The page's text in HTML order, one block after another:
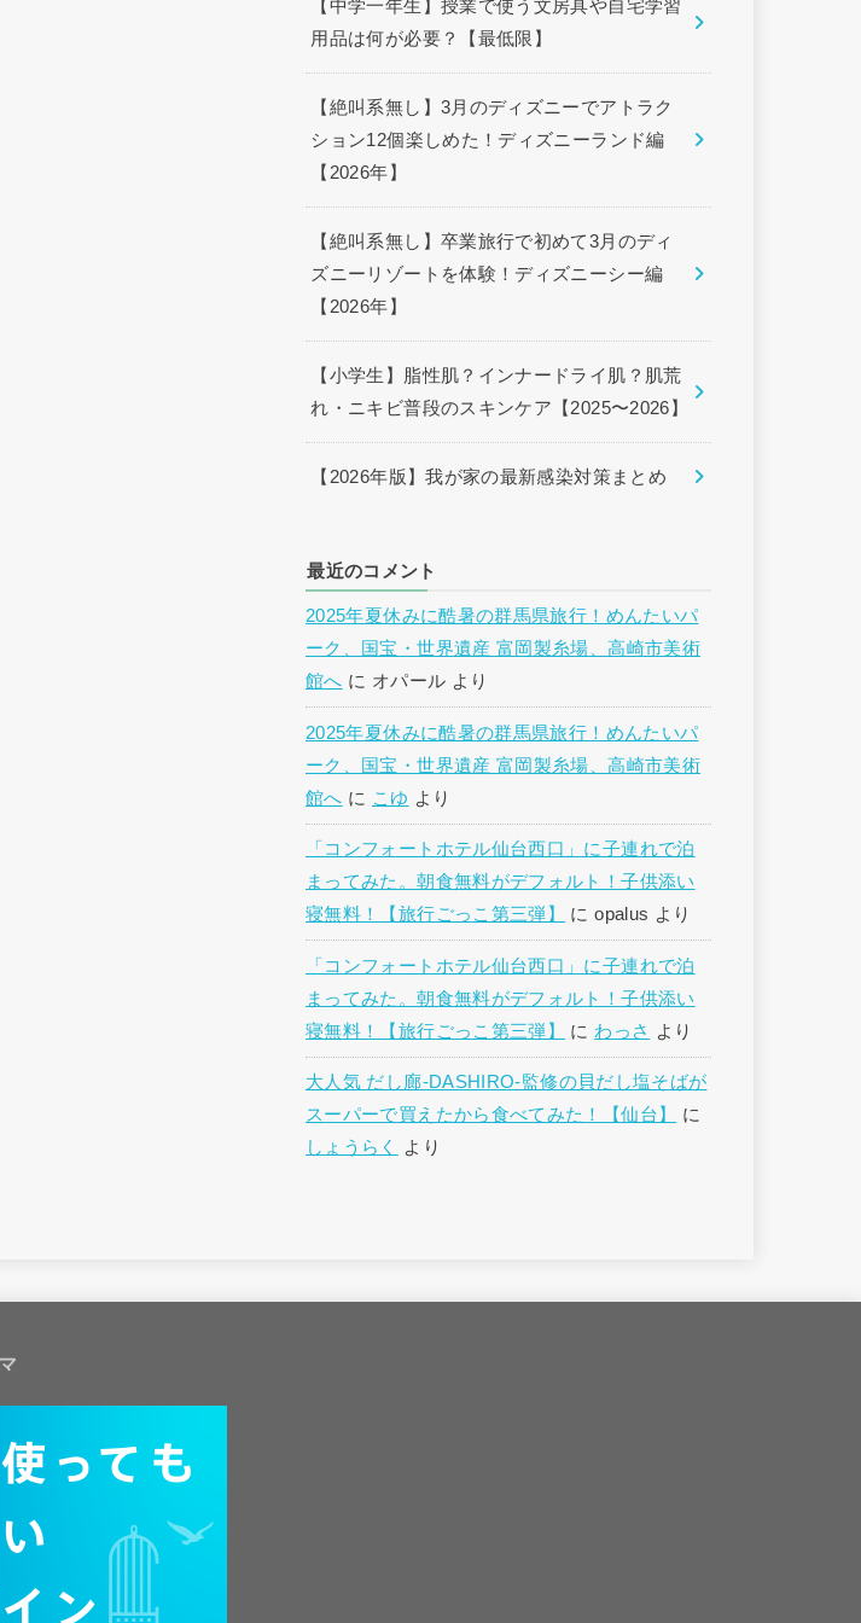
【中学一年生】授業で使う文房具や自宅学習
用品は何が必要？【最低限】
【絶叫系無し】3月のディズニーでアトラク
ション12個楽しめた！ディズニーランド編
【2026年】
【絶叫系無し】卒業旅行で初めて3月のディ
ズニーリゾートを体験！ディズニーシー編
【2026年】
【小学生】脂性肌？インナードライ肌？肌荒
れ・ニキビ普段のスキンケア【2025〜2026】
【2026年版】我が家の最新感染対策まとめ
最近のコメント
2025年夏休みに酷暑の群馬県旅行！めんたいパ
ーク、国宝・世界遺産 富岡製糸場、高崎市美術
館へ に オパール より
2025年夏休みに酷暑の群馬県旅行！めんたいパ
ーク、国宝・世界遺産 富岡製糸場、高崎市美術
館へ に こゆ より
「コンフォートホテル仙台西口」に子連れで泊
まってみた。朝食無料がデフォルト！子供添い
寝無料！【旅行ごっこ第三弾】
にopalus より
「コンフォートホテル仙台西口」に子連れで泊
まってみた。朝食無料がデフォルト！子供添い
寝無料！【旅行ごっこ第三弾】
に わっさ より
大人気 だし廊-DASHIRO-監修の貝だし塩そばが
スーパーで買えたから食べてみた！【仙台】
に
しょうらく
より